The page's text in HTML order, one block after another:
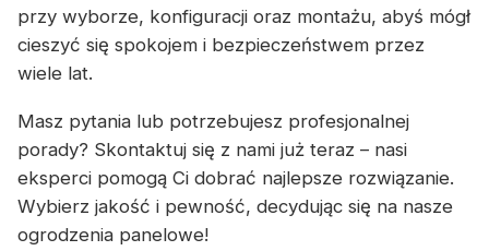
przy wyborze, konfiguracji oraz montażu, abyś mógł
cieszyć się spokojem i bezpieczeństwem przez
wiele lat.
Masz pytania lub potrzebujesz profesjonalnej
porady? Skontaktuj się z nami już teraz – nasi
eksperci pomogą Ci dobrać najlepsze rozwiązanie.
Wybierz jakość i pewność, decydując się na nasze
ogrodzenia panelowe!